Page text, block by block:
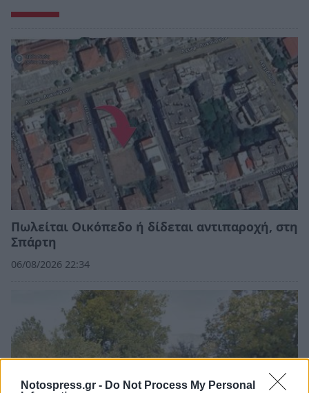
Notospress.gr - Do Not Process My Personal
Πωλείται Οικόπεδο ή δίδεται αντιπαροχή, στη
Σπάρτη
06/08/2026 22:34